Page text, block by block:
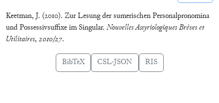
Keetman, J. (2010). Zur Lesung der sumerischen Personalpronomina
und Possessivsuffixe im Singular. Nouvelles Assyriologiques Brèves et
Utilitaires,2010/27.
BibTeX CSL-JSON RIS